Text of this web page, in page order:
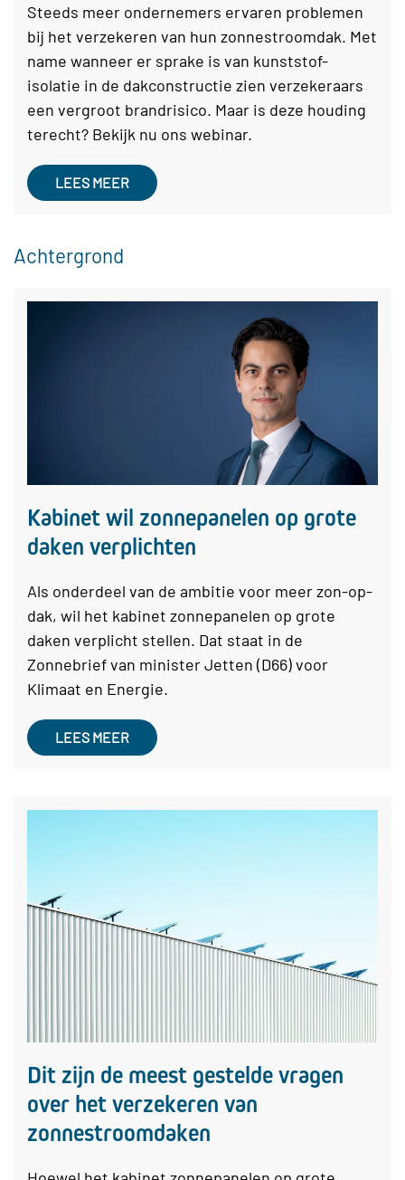
Steeds meer ondernemers ervaren problemen
bij het verzekeren van hun zonnestroomdak. Met
name wanneer er sprake is van kunststof-
isolatie in de dakconstructie zien verzekeraars
een vergroot brandrisico. Maar is deze houding
terecht? Bekijk nu ons webinar.
LEES MEER
Achtergrond
Kabinet wil zonnepanelen op grote
daken verplichten
Als onderdeel van de ambitie voor meer zon-op-
dak, wil het kabinet zonnepanelen op grote
daken verplicht stellen. Dat staat in de
Zonnebrief van minister Jetten (D66) voor
Klimaat en Energie.
LEES MEER
Dit zijn de meest gestelde vragen
over het verzekeren van
zonnestroomdaken